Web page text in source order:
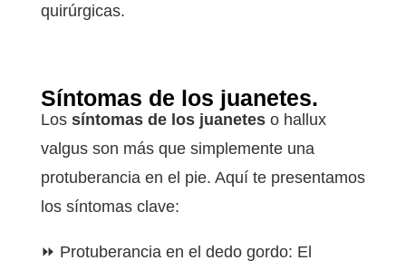
quirúrgicas.
Síntomas de los juanetes.
Los síntomas de los juaneteso hallux
valgus son más que simplemente una
protuberancia en el pie. Aquí te presentamos
los síntomas clave:
⏩ Protuberancia en el dedo gordo: El